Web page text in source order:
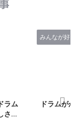
ラム
さ満
みんなが好き
ドラムが